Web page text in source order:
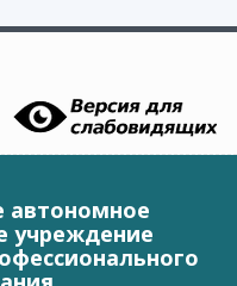
автономное
учреждение